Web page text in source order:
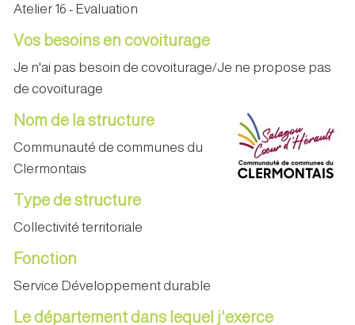
Atelier 16 - Evaluation
Vos besoins en covoiturage
Je n'ai pas besoin de covoiturage/Je ne propose pas
de covoiturage
Nom de la structure
Communauté de communes du
Clermontais
Type de structure
Collectivité territoriale
Fonction
Service Développement durable
Le département dans lequel j'exerce